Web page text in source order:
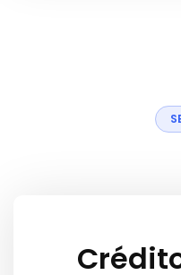
S